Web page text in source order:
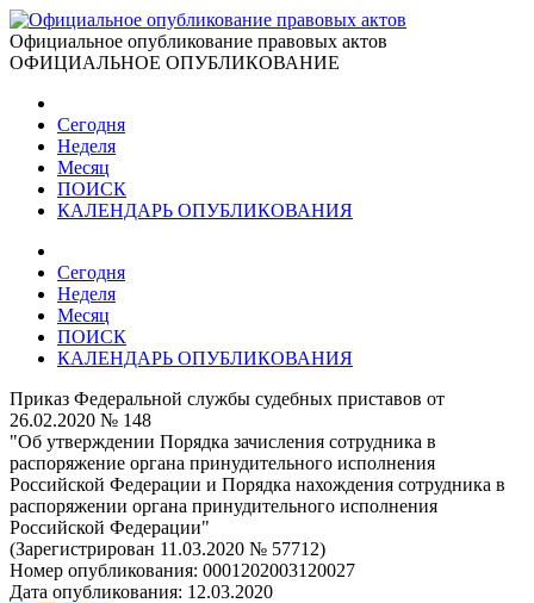
Официальное опубликование правовых актов
ОФИЦИАЛЬНОЕ ОПУБЛИКОВАНИЕ
Сегодня
Неделя
Месяц
ПОИСК
КАЛЕНДАРЬ ОПУБЛИКОВАНИЯ
Сегодня
Неделя
Месяц
ПОИСК
КАЛЕНДАРЬ ОПУБЛИКОВАНИЯ
Приказ Федеральной службы судебных приставов от
26.02.2020 № 148
"Об утверждении Порядка зачисления сотрудника в
распоряжение органа принудительного исполнения
Российской Федерации и Порядка нахождения сотрудника в
распоряжении органа принудительного исполнения
Российской Федерации"
(Зарегистрирован 11.03.2020 № 57712)
Номер опубликования: 0001202003120027
Дата опубликования: 12.03.2020